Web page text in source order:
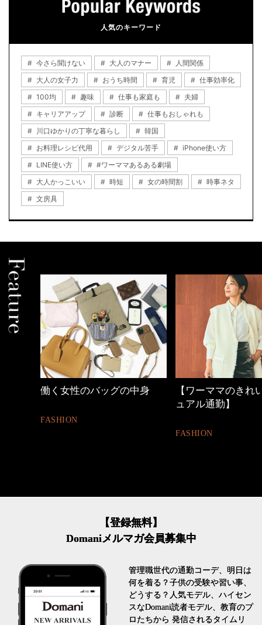
人気のキーワード
今さら聞けない 大人のマナー
人間関係
大人の女子力
おうち時間 育児
仕事効率化
100均
趣味 仕事も家庭も
夫婦
キャリアアップ
診断
仕事もおしゃれも
川口ゆかりの丁寧な暮らし
韓国
お料理レシピ代用
デジタル苦手
iPhone使い方
LINE使い方
#ワーママあるある劇場
大人かっこいい
時短 女の時間割
時事ネタ
文房具
【ワーママのきれいめカジ
40代の小顔メイク
【登録無料】
Domaniメルマガ会員募集中
管理職世代の通勤コーデ、明日は
何を着る？子供の受験や習い事、
どうする？人気モデル、ハイセン
スなDomani読者モデル、教育のプ
ロたちから 発信されるタイムリ